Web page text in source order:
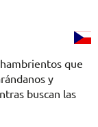
que
y
buscan las